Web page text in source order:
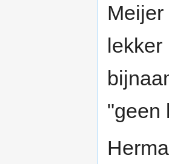
lekker
"geen